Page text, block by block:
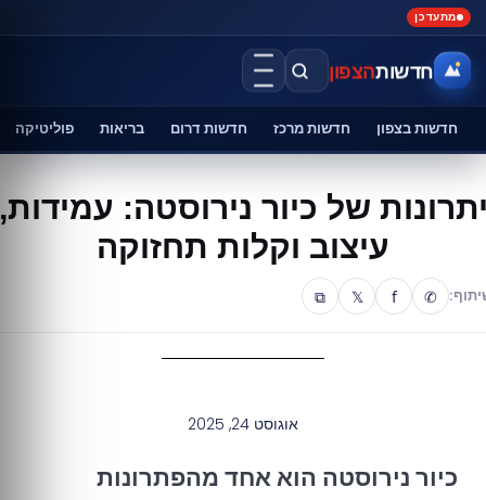
מתעדכן
חדשותהצפון
חדשות בצפון חדשות מרכז חדשות דרום בריאות פוליטיקה
של כיור נירוסטה:
עיצוב וקלות תחזוקה
✆
f
𝕏
⧉
אוגוסט 24, 2025
כיור נירוסטה הוא אחד מהפתרונות